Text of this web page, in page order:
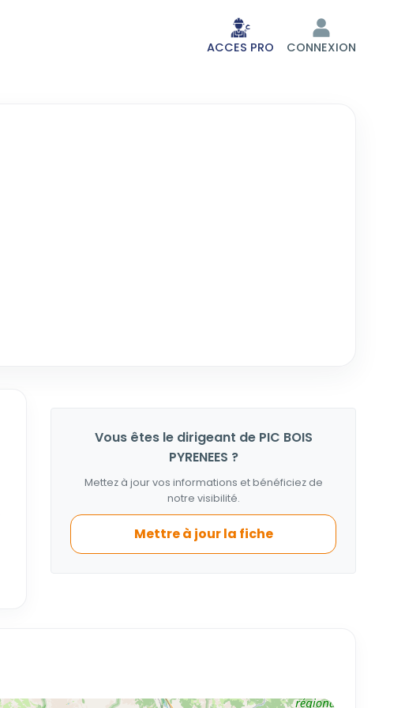
ACCES PRO CONNEXION
Vous êtes le dirigeant de PIC BOIS
PYRENEES ?
Mettez à jour vos informations et bénéficiez de
notre visibilité.
Mettre à jour la fiche